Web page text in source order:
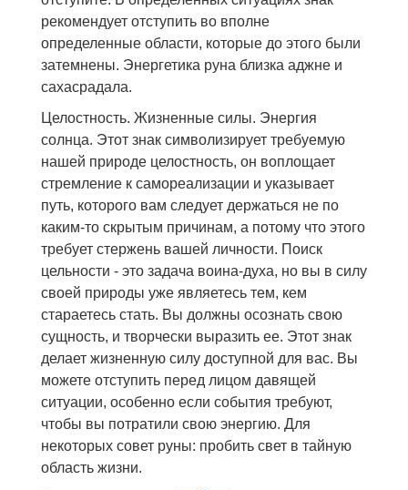
рекомендует отступить во вполне
определенные области, которые до этого были
затемнены. Энергетика руна близка аджне и
сахасрадала.
Целостность. Жизненные силы. Энергия
солнца. Этот знак символизирует требуемую
нашей природе целостность, он воплощает
стремление к самореализации и указывает
путь, которого вам следует держаться не по
каким-то скрытым причинам, а потому что этого
требует стержень вашей личности. Поиск
цельности - это задача воина-духа, но вы в силу
своей природы уже являетесь тем, кем
стараетесь стать. Вы должны осознать свою
сущность, и творчески выразить ее. Этот знак
делает жизненную силу доступной для вас. Вы
можете отступить перед лицом давящей
ситуации, особенно если события требуют,
чтобы вы потратили свою энергию. Для
некоторых совет руны: пробить свет в тайную
область жизни.